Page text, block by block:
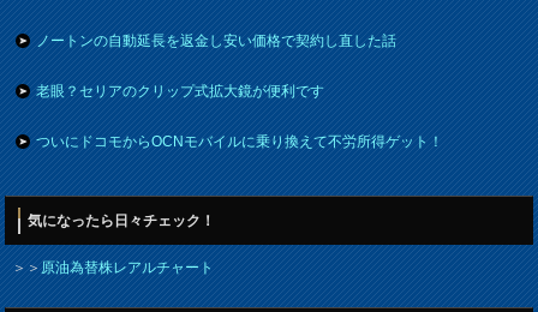
ノートンの自動延長を返金し安い価格で契約し直した話
老眼？セリアのクリップ式拡大鏡が便利です
ついにドコモからOCNモバイルに乗り換えて不労所得ゲット！
気になったら日々チェック！
＞＞原油為替株レアルチャート